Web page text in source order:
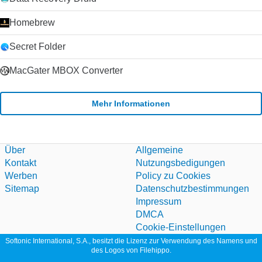
Internetverbindung beider Parteien abhängt).
schwer finden, Skype zu schlagen. Der Kauf von Skype durch
die Entwicklung beschleunigt, da Microsoft Skype als Ersatz
Messenger verwendet hat. Klicken Sie auf die grüne
Download-Schaltfläche, um es auszuprobieren. Microsoft
erlaubt nicht mehr das Hosting seiner
Homebrew
Secret Folder
MacGater MBOX Converter
Mehr Informationen
Über
Kontakt
Werben
Sitemap
Allgemeine
Nutzungsbedigungen
Policy zu Cookies
Datenschutzbestimmungen
Impressum
DMCA
Cookie-Einstellungen
Softonic International, S.A., besitzt die Lizenz zur Verwendung des Namens und
des Logos von Filehippo.